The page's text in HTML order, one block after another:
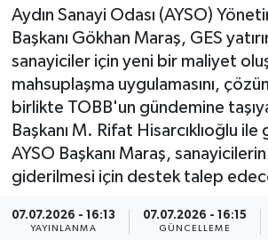
Aydın Sanayi Odası (AYSO)
Başkanı Gökhan Maraş, GES
sanayiciler için yeni bir maliyet
mahsuplaşma uygulamasını,
birlikte TOBB'un gündemine
Başkanı M. Rifat Hisarcıklıoğlu
AYSO Başkanı Maraş,
giderilmesi için destek talep
07.07.2026 - 16:13
YAYINLANMA
07.07.2026 - 16:15
GÜNCELLEME
Sağlık
Siyaset
Spor
Yaşam